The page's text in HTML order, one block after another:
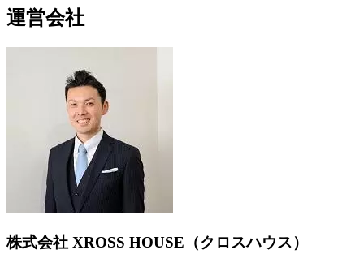
運営会社
株式会社 XROSS HOUSE（クロスハウス）